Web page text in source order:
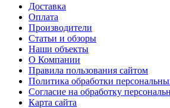
Доставка
Оплата
Производители
Статьи и обзоры
Наши объекты
О Компании
Правила пользования сайтом
Политика обработки
Согласие на обработку
Карта сайта